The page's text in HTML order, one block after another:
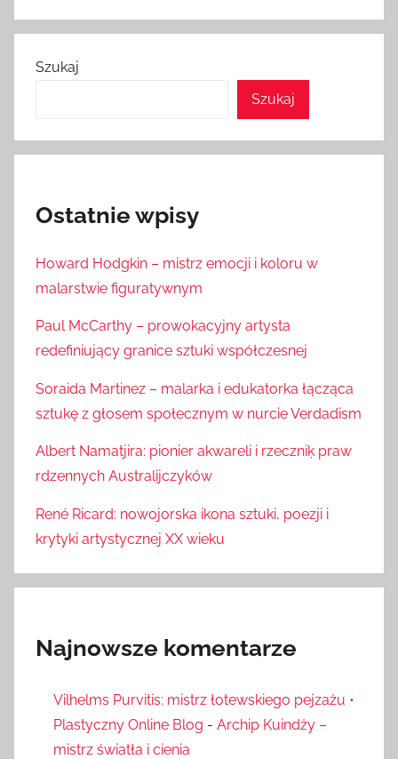
Szukaj
Szukaj
Ostatnie wpisy
Howard Hodgkin – mistrz emocji i koloru w
malarstwie figuratywnym
Paul McCarthy – prowokacyjny artysta
redefiniujący granice sztuki współczesnej
Soraida Martinez – malarka i edukatorka łącząca
sztukę z głosem społecznym w nurcie Verdadism
Albert Namatjira: pionier akwareli i rzeczniķ praw
rdzennych Australijczyków
René Ricard: nowojorska ikona sztuki, poezji i
krytyki artystycznej XX wieku
Najnowsze komentarze
Vilhelms Purvitis: mistrz łotewskiego pejzażu •
Plastyczny Online Blog - Archip Kuindży –
mistrz światła i cienia